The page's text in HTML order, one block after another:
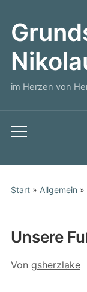
im Herzen von
Toggle
menu
Start» Allgemein »
Unsere
Von gsherzlake